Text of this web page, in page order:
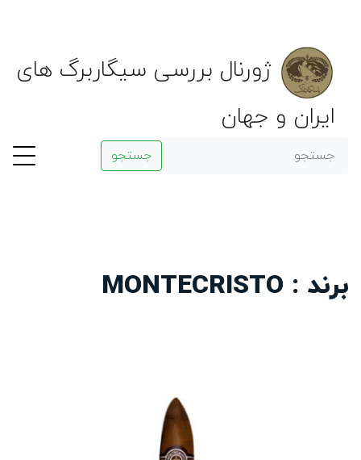
ژورنال بررسی سیگاربرگ های
ایران و جهان
جستجو
برند : MONTECRISTO